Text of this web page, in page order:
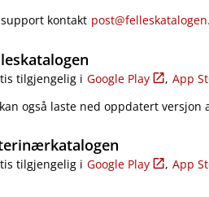
support kontakt
tilgjengelig i Google Play , App
også laste ned oppdatert versjon
tilgjengelig i Google Play , App